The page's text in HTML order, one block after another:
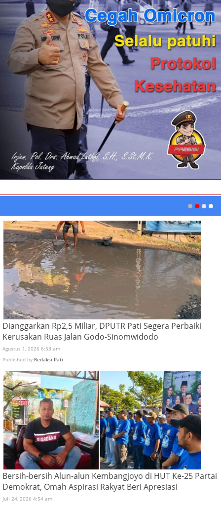
Dianggarkan Rp2,5 Miliar, DPUTR Pati Segera Perbaiki
Kerusakan Ruas Jalan Godo-Sinomwidodo
Agustus 1, 2026 6:53 am
Published by Redaksi Pati
Bersih-bersih Alun-alun Kembangjoyo di HUT Ke-25 Partai
Demokrat, Omah Aspirasi Rakyat Beri Apresiasi
Juli 24, 2026 4:54 am